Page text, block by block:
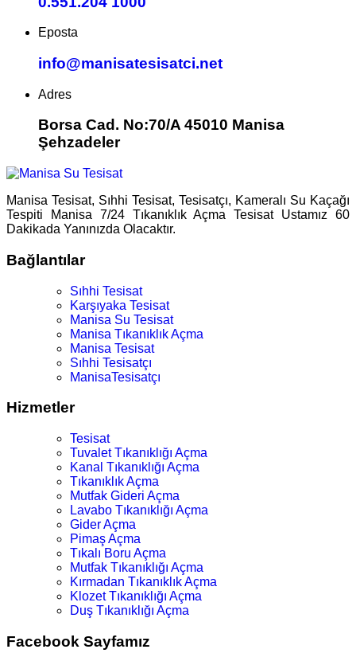
Eposta
info@manisatesisatci.net
Adres
Borsa Cad. No:70/A 45010 Manisa
Şehzadeler
Manisa Tesisat, Sıhhi Tesisat, Tesisatçı, Kameralı Su Kaçağı
Tespiti Manisa 7/24 Tıkanıklık Açma Tesisat Ustamız 60
Dakikada Yanınızda Olacaktır.
Bağlantılar
Sıhhi Tesisat
Karşıyaka Tesisat
Manisa Su Tesisat
Manisa Tıkanıklık Açma
Manisa Tesisat
Sıhhi Tesisatçı
ManisaTesisatçı
Hizmetler
Tesisat
Tuvalet Tıkanıklığı Açma
Kanal Tıkanıklığı Açma
Tıkanıklık Açma
Mutfak Gideri Açma
Lavabo Tıkanıklığı Açma
Gider Açma
Pimaş Açma
Tıkalı Boru Açma
Mutfak Tıkanıklığı Açma
Kırmadan Tıkanıklık Açma
Klozet Tıkanıklığı Açma
Duş Tıkanıklığı Açma
Facebook Sayfamız